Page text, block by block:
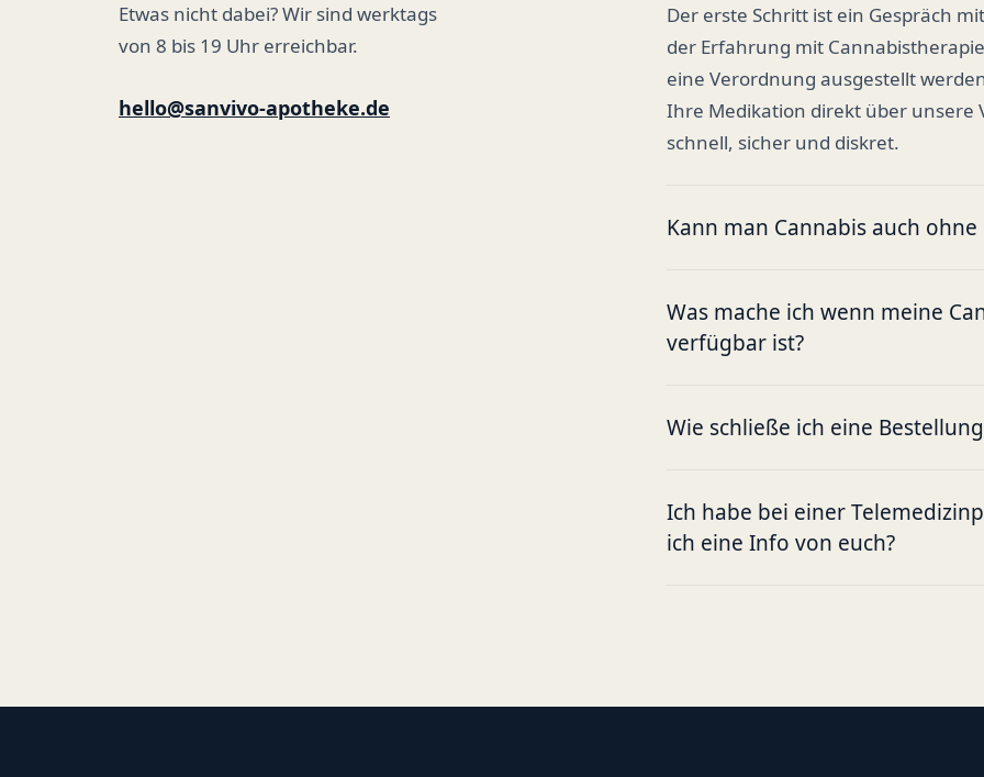
Etwas nicht dabei? Wir sind werktags
von 8 bis 19 Uhr erreichbar.
hello@sanvivo-apotheke.de
Der erste Schritt ist ein Gespräch
der Erfahrung mit
eine Verordnung ausgestellt
Ihre Medikation direkt über unsere
schnell, sicher und diskret.
Kann man Cannabis auch
Was mache ich wenn meine
verfügbar ist?
Wie schließe ich eine
Ich habe bei einer
ich eine Info von euch?